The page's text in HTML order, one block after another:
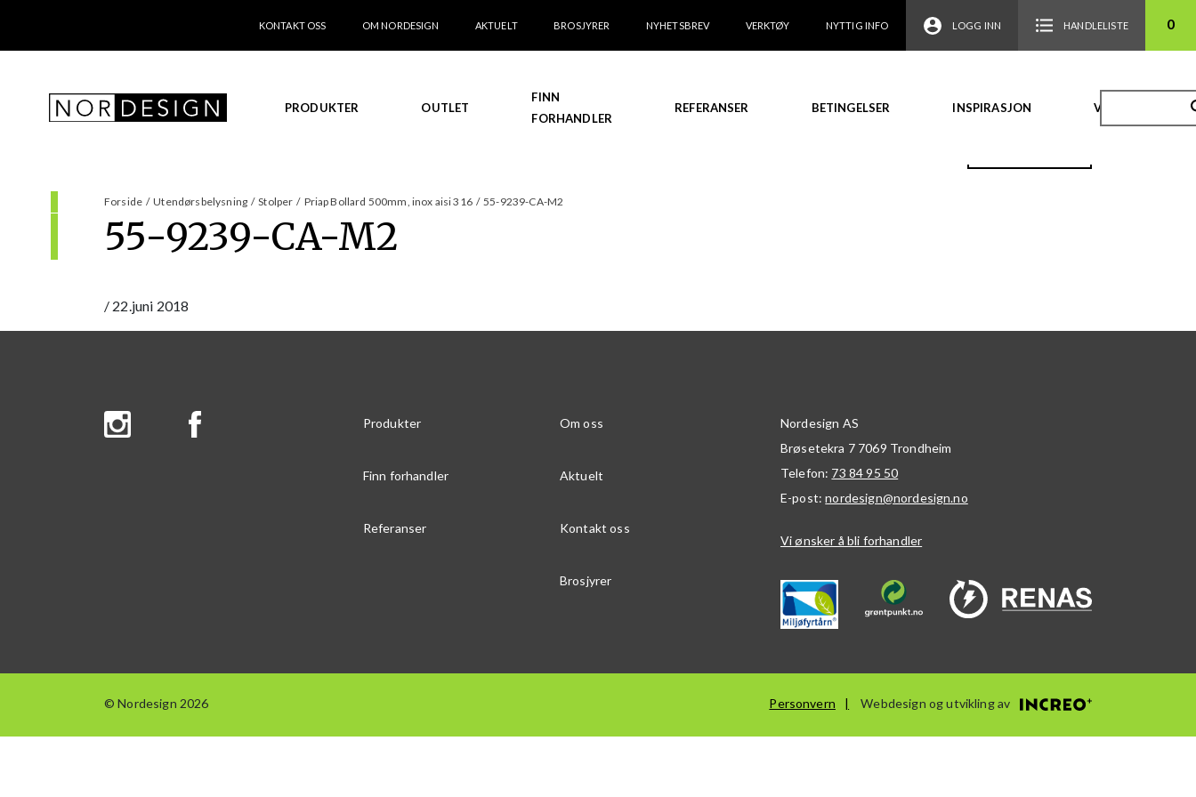
KONTAKT OSS OM NORDESIGN AKTUELT BROSJYRER NYHETSBREV VERKTØY NYTTIG INFO LOGG INN HANDLELISTE 0
PRODUKTER OUTLET
FINN
FORHANDLER
REFERANSER BETINGELSER INSPIRASJON VIDEO
Forside / Utendørsbelysning / Stolper / Priap Bollard 500mm, inox aisi 316 / 55-9239-CA-M2
55-9239-CA-M2
/ 22.juni 2018
Produkter Om oss
Finn forhandler Aktuelt
Referanser Kontakt oss
Brosjyrer
Nordesign AS
Brøsetekra 7 7069 Trondheim
Telefon: 73 84 95 50
E-post:nordesign@nordesign.no
Vi ønsker å bli forhandler
© Nordesign 2026 Personvern Webdesign og utvikling av